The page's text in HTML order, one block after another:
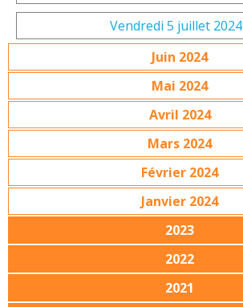
Vendredi 5 juillet 2024
Juin 2024
Mai 2024
Avril 2024
Mars 2024
Février 2024
Janvier 2024
2023
2022
2021